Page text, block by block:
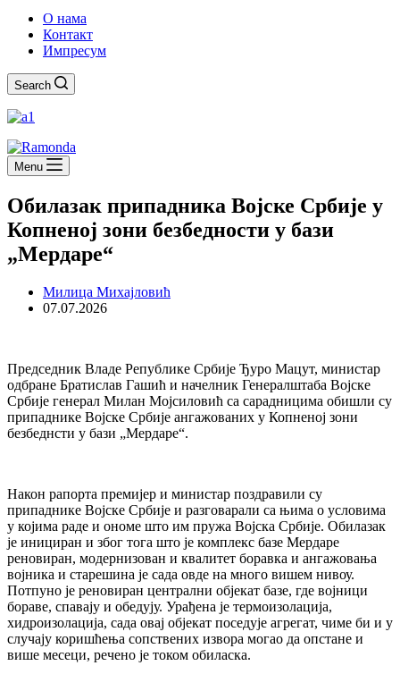
О нама
Контакт
Импресум
Search
Menu
Обилазак припадника Војске Србије у
Копненој зони безбедности у бази
„Мердаре“
Милица Михајловић
07.07.2026
Председник Владе Републике Србије Ђуро Мацут, министар
одбране Братислав Гашић и начелник Генералштаба Војске
Србије генерал Милан Мојсиловић са сарадницима обишли су
припаднике Војске Србије ангажованих у Копненој зони
безбеднсти у бази „Мердаре“.
Након рапорта премијер и министар поздравили су
припаднике Војске Србије и разговарали са њима о условима
у којима раде и ономе што им пружа Војска Србије. Обилазак
је инициран и због тога што је комплекс базе Мердаре
реновиран, модернизован и квалитет боравка и ангажовања
војника и старешина је сада овде на много вишем нивоу.
Потпуно је реновиран централни објекат базе, где војници
бораве, спавају и обедују. Урађена је термоизолација,
хидроизолација, сада овај објекат поседује агрегат, чиме би и у
случају коришћења сопствених извора могао да опстане и
више месеци, речено је током обиласка.